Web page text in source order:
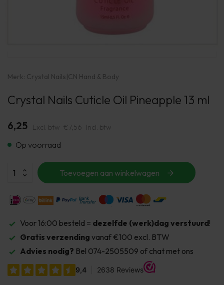
Merk: Crystal Nails|CN Hand & Body
Crystal Nails Cuticle Oil Pineapple 13 ml
6,25 Excl. btw €7,56 Incl. btw
Op voorraad
Toevoegen aan winkelwagen
Voor 16:00 besteld = dezelfde (werk)dag verstuurd!
Gratis verzending vanaf €100 excl. BTW
Advies nodig? Bel 074-2505509 of chat met ons